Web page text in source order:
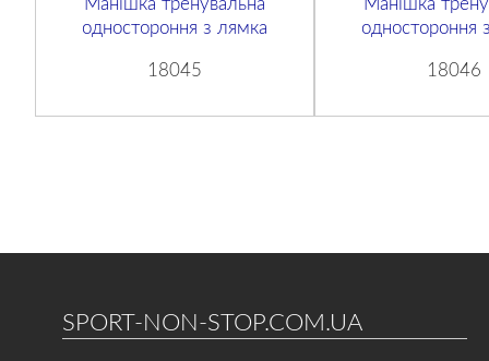
Манішка тренувальна
одностороння з лямка
18045
Манішка
одностороння
18046
SPORT-NON-STOP.COM.UA